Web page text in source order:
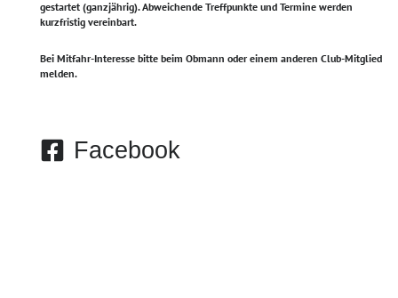
gestartet (ganzjährig).Abweichende Treffpunkte und Termine werden
kurzfristig vereinbart.
Bei Mitfahr-Interesse bitte beim Obmann oder einem anderen Club-Mitglied
melden.
Facebook